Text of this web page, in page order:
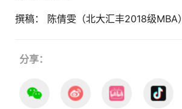
撰稿： 陈倩雯（北大汇丰2018级MBA）
分享：